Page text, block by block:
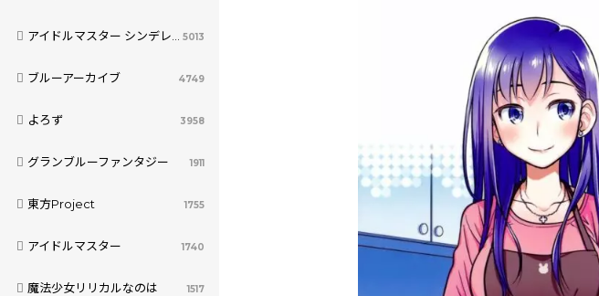
アイドルマスター シンデレラガールズ 5013
ブルーアーカイブ 4749
よろず 3958
グランブルーファンタジー 1911
東方Project 1755
アイドルマスター 1740
魔法少女リリカルなのは 1517